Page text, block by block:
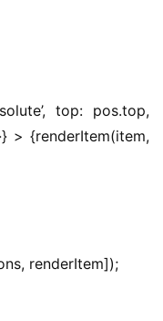
top: pos.top,
> {renderItem(item,
renderItem]);